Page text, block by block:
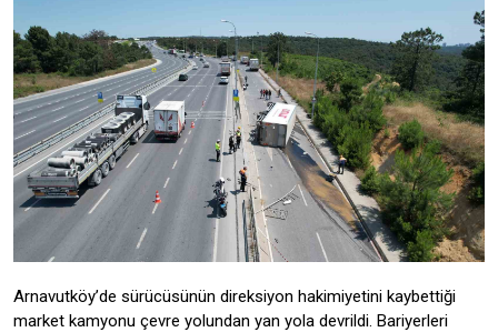
Arnavutköy’de sürücüsünün direksiyon hakimiyetini kaybettiği
market kamyonu çevre yolundan yan yola devrildi. Bariyerleri